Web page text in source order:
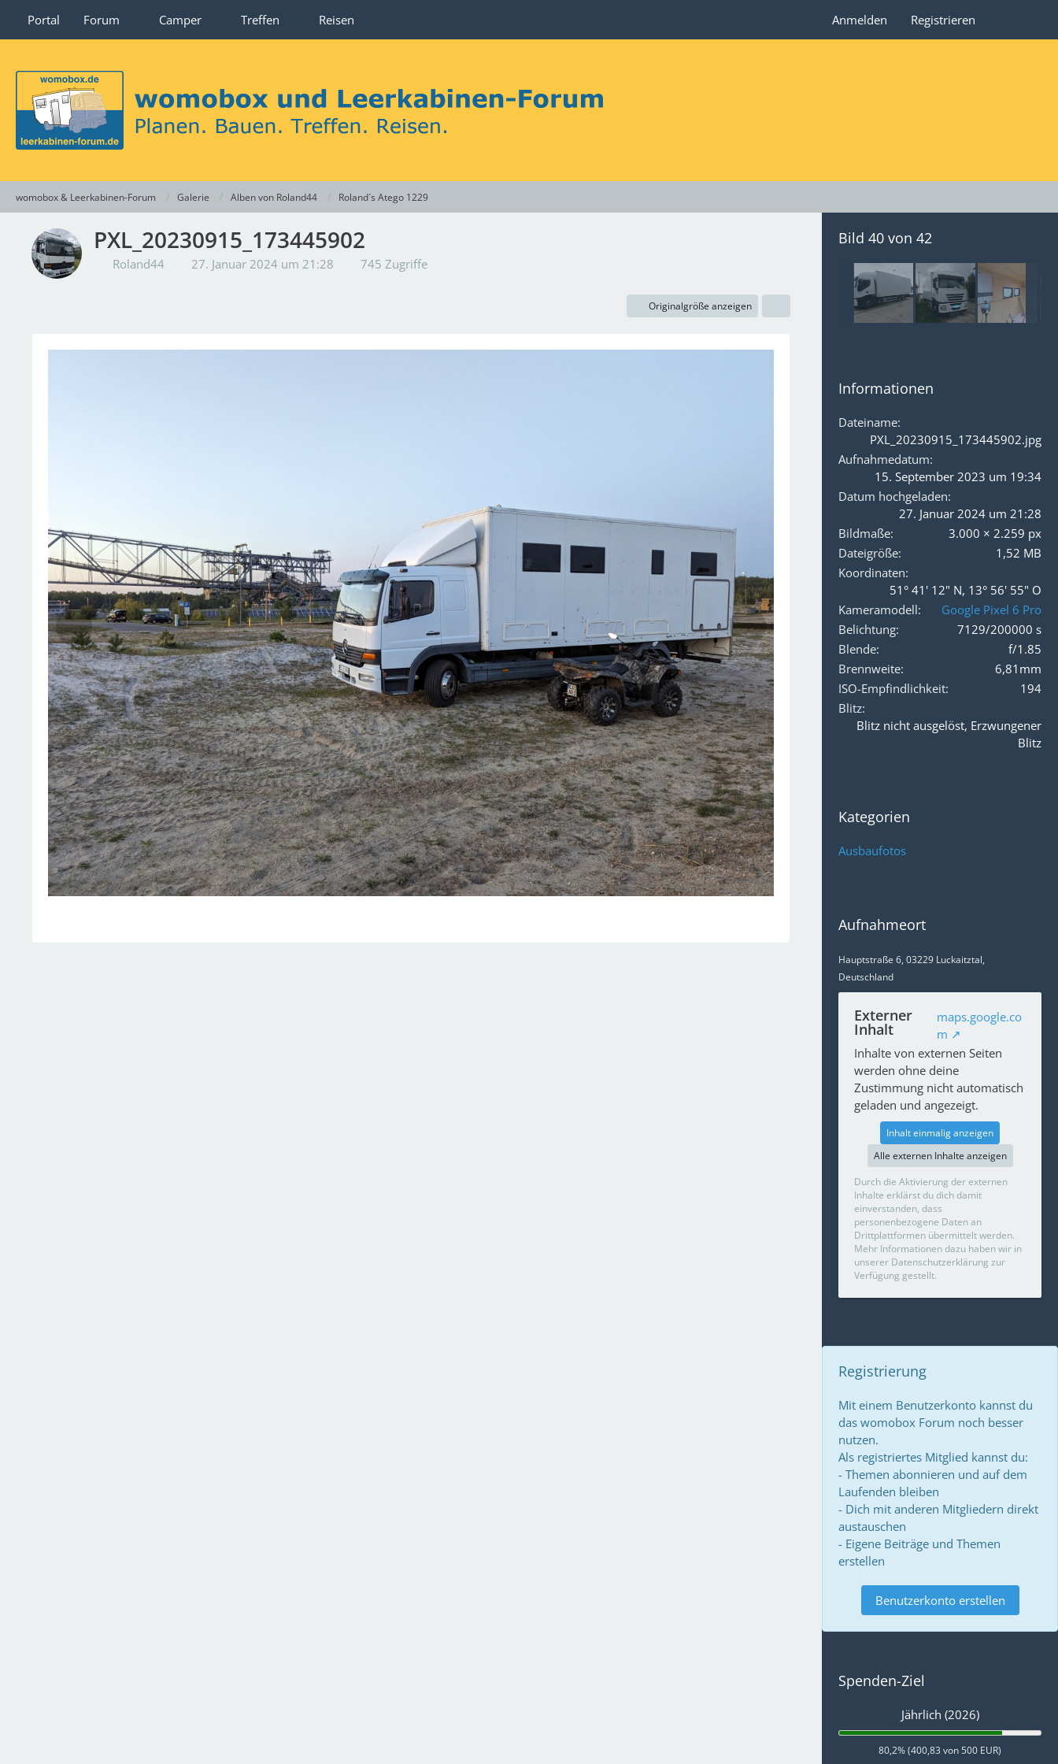
Portal Forum Camper Treffen Reisen Anmelden Registrieren
womobox & Leerkabinen-Forum Galerie Alben von Roland44 Roland´s Atego 1229
PXL_20230915_173445902
Roland44 27. Januar 2024 um 21:28 745 Zugriffe
Originalgröße anzeigen
Bild 40 von 42
Informationen
Dateiname
PXL_20230915_173445902.jpg
Aufnahmedatum
15. September 2023 um 19:34
Datum hochgeladen
27. Januar 2024 um 21:28
Bildmaße
3.000 × 2.259 px
Dateigröße
1,52 MB
Koordinaten
51° 41' 12" N, 13° 56' 55" O
Kameramodell
Google Pixel 6 Pro
Belichtung
7129/200000 s
Blende
f/1.85
Brennweite
6,81mm
ISO-Empfindlichkeit
194
Blitz
Blitz nicht ausgelöst, Erzwungener
Blitz
Kategorien
Ausbaufotos
Aufnahmeort
Hauptstraße 6, 03229 Luckaitztal,
Deutschland
Externer
Inhalt
maps.google.co
m
Inhalte von externen Seiten
werden ohne deine
Zustimmung nicht automatisch
geladen und angezeigt.
Inhalt einmalig anzeigen
Alle externen Inhalte anzeigen
Durch die Aktivierung der externen
Inhalte erklärst du dich damit
einverstanden, dass
personenbezogene Daten an
Drittplattformen übermittelt werden.
Mehr Informationen dazu haben wir in
unserer Datenschutzerklärung zur
Verfügung gestellt.
Registrierung
Mit einem Benutzerkonto kannst du
das womobox Forum noch besser
nutzen.
Als registriertes Mitglied kannst du:
- Themen abonnieren und auf dem
Laufenden bleiben
- Dich mit anderen Mitgliedern direkt
austauschen
- Eigene Beiträge und Themen
erstellen
Benutzerkonto erstellen
Spenden-Ziel
Jährlich (2026)
80,2% (400,83 von 500 EUR)